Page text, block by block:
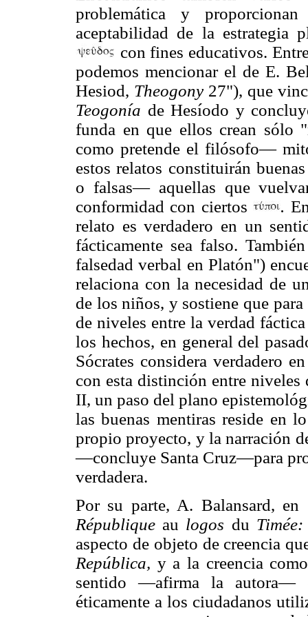
problemática y
aceptabilidad de la estrategia
con fines educativos.
podemos mencionar el de E.
Hesiod, Theogony 27"), que
Teogonía de Hesíodo y
funda en que ellos crean sólo
como pretende el filósofo—
estos relatos constituirán
o falsas— aquellas que
conformidad con ciertos
.
relato es verdadero en un
fácticamente sea falso.
falsedad verbal en Platón")
relaciona con la necesidad de
de los niños, y sostiene que
de niveles entre la verdad
los hechos, en general del
Sócrates considera verdadero
con esta distinción entre
II, un paso del plano
las buenas mentiras reside en
propio proyecto, y la narración
—concluye Santa Cruz—para
verdadera.
Por su parte, A. Balansard,
République au logos du Timée:
aspecto de objeto de creencia
República, y a la creencia
sentido —afirma la autora—
éticamente a los ciudadanos